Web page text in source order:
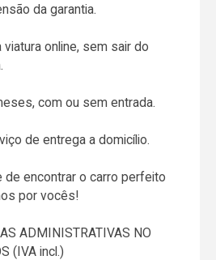
da garantia.
online, sem sair do
com ou sem entrada.
de entrega a domicílio.
de encontrar o carro perfeito
por vocês!
ADMINISTRATIVAS NO
(IVA incl.)